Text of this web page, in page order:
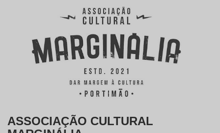
PRODUTOS
ASSOCIAÇÃO CULTURAL